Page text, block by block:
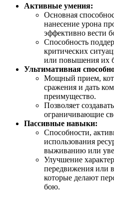
Активные умения:
Основная
нанесение урона
эффективно вести
Способность
критических
или повышения их
Ультимативная
Мощный прием,
сражения и дать
преимущество.
Позволяет
ограничивающие
Пассивные навыки:
Способности,
использования
выживанию или
Улучшение
передвижения или
которые делают
бою.